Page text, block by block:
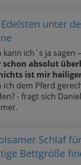
unter
kann ich´s ja sagen
schon absolut
ist mir
ich dem Pferd
- fragt sich
Schlaf
Bettgröße